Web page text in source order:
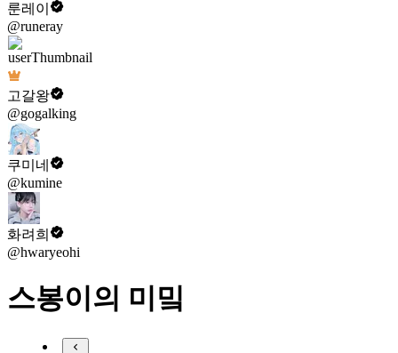
룬레이
@runeray
고갈왕
@gogalking
쿠미네
@kumine
화려희
@hwaryeohi
스봉이의 미밐